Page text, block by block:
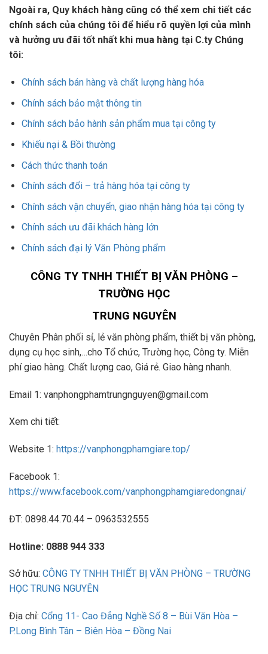
Ngoài ra, Quy khách hàng cũng có thể xem chi tiết các
chính sách của chúng tôi để hiểu rõ quyền lợi của mình
và hưởng ưu đãi tốt nhất khi mua hàng tại C.ty Chúng
tôi:
Chính sách bán hàng và chất lượng hàng hóa
Chính sách bảo mật thông tin
Chính sách bảo hành sản phẩm mua tại công ty
Khiếu nại & Bồi thường
Cách thức thanh toán
Chính sách đổi – trả hàng hóa tại công ty
Chính sách vận chuyển, giao nhận hàng hóa tại công ty
Chính sách ưu đãi khách hàng lớn
Chính sách đại lý Văn Phòng phẩm
CÔNG TY TNHH THIẾT BỊ VĂN PHÒNG –
TRƯỜNG HỌC
TRUNG NGUYÊN
Chuyên Phân phối sỉ, lẻ văn phòng phẩm, thiết bị văn phòng,
dụng cụ học sinh,…cho Tổ chức, Trường học, Công ty. Miễn
phí giao hàng. Chất lượng cao, Giá rẻ. Giao hàng nhanh.
Email 1: vanphongphamtrungnguyen@gmail.com
Xem chi tiết:
Website 1: https://vanphongphamgiare.top/
Facebook 1:
https://www.facebook.com/vanphongphamgiaredongnai/
ĐT: 0898.44.70.44 – 0963532555
Hotline: 0888 944 333
Sở hữu: CÔNG TY TNHH THIẾT BỊ VĂN PHÒNG – TRƯỜNG
HỌC TRUNG NGUYÊN
Địa chỉ: Cổng 11- Cao Đẳng Nghề Số 8 – Bùi Văn Hòa –
P.Long Bình Tân – Biên Hòa – Đồng Nai